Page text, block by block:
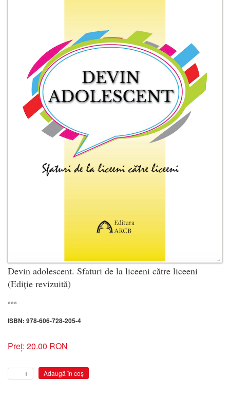
Devin adolescent. Sfaturi de la liceeni către liceeni
(Ediție revizuită)
***
ISBN: 978-606-728-205-4
Preț: 20.00 RON